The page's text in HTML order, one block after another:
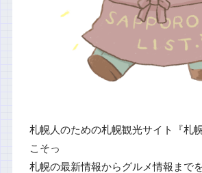
札幌人のための札幌観光サイト『札
こそっ
札幌の最新情報からグルメ情報まで